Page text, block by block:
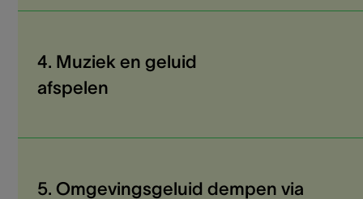
4. Muziek en geluid
afspelen
5. Omgevingsgeluid dempen via